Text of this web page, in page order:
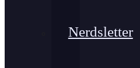
Nerdsletter